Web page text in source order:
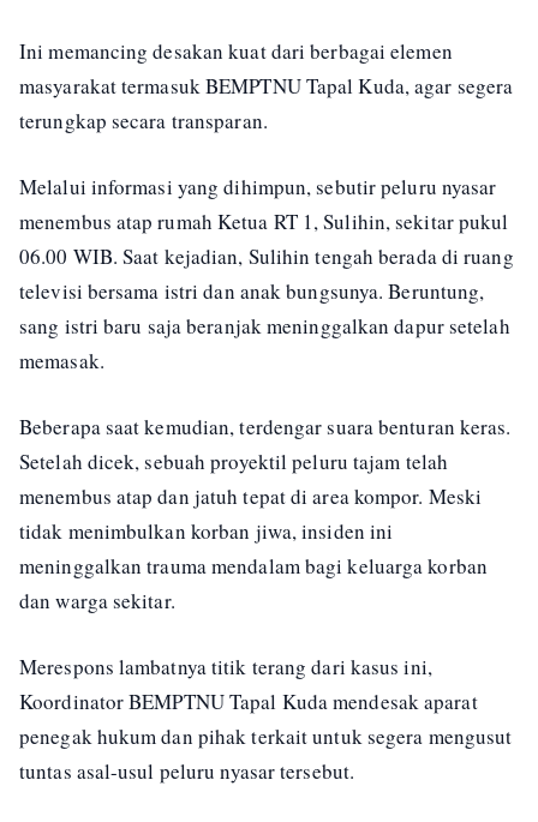
Ini memancing desakan kuat dari berbagai elemen
masyarakat termasuk BEMPTNU Tapal Kuda, agar segera
terungkap secara transparan.
Melalui informasi yang dihimpun, sebutir peluru nyasar
menembus atap rumah Ketua RT 1, Sulihin, sekitar pukul
06.00 WIB. Saat kejadian, Sulihin tengah berada di ruang
televisi bersama istri dan anak bungsunya. Beruntung,
sang istri baru saja beranjak meninggalkan dapur setelah
memasak.
Beberapa saat kemudian, terdengar suara benturan keras.
Setelah dicek, sebuah proyektil peluru tajam telah
menembus atap dan jatuh tepat di area kompor. Meski
tidak menimbulkan korban jiwa, insiden ini
meninggalkan trauma mendalam bagi keluarga korban
dan warga sekitar.
Merespons lambatnya titik terang dari kasus ini,
Koordinator BEMPTNU Tapal Kuda mendesak aparat
penegak hukum dan pihak terkait untuk segera mengusut
tuntas asal-usul peluru nyasar tersebut.